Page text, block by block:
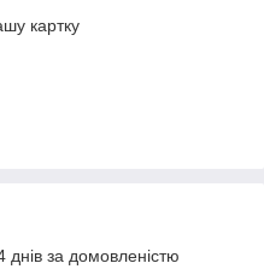
картку
за домовленістю